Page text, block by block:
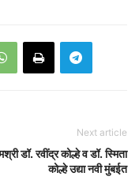
Next article
डॉ. रवींद्र कोल्हे व डॉ. स्मिता
कोल्हे उद्या नवी मुंबईत